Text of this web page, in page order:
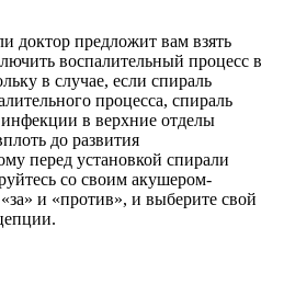
доктор предложит вам взять
воспалительный процесс в
в случае, если спираль
процесса, спираль
в верхние отделы
до развития
перед установкой спирали
со своим акушером-
и «против», и выберите свой